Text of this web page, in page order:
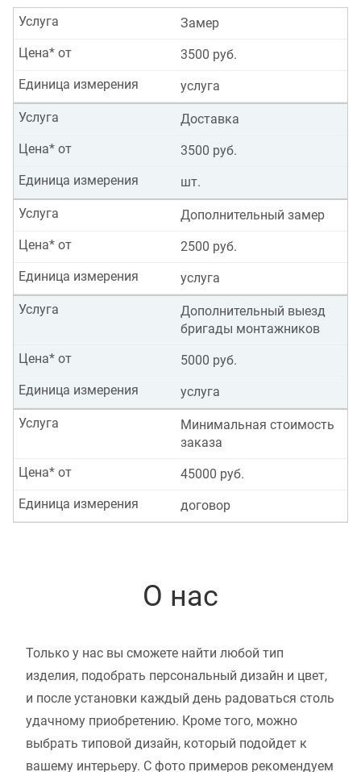
Замер
Услуга
3500 руб.
Цена* от
услуга
Единица измерения
Доставка
Услуга
3500 руб.
Цена* от
шт.
Единица измерения
Дополнительный замер
Услуга
2500 руб.
Цена* от
услуга
Единица измерения
Дополнительный выезд
бригады монтажников
Услуга
5000 руб.
Цена* от
услуга
Единица измерения
Минимальная стоимость
заказа
Услуга
45000 руб.
Цена* от
договор
Единица измерения
О нас
Только у нас вы сможете найти любой тип
изделия, подобрать персональный дизайн и цвет,
и после установки каждый день радоваться столь
удачному приобретению. Кроме того, можно
выбрать типовой дизайн, который подойдет к
вашему интерьеру. С фото примеров рекомендуем